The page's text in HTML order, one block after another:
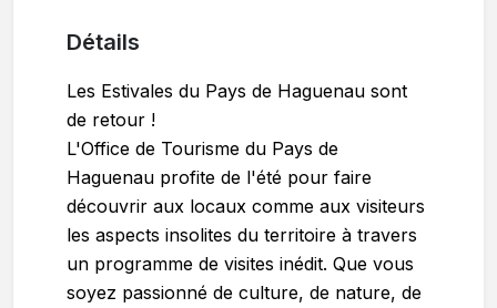
Détails
Les Estivales du Pays de Haguenau sont
de retour !
L'Office de Tourisme du Pays de
Haguenau profite de l'été pour faire
découvrir aux locaux comme aux visiteurs
les aspects insolites du territoire à travers
un programme de visites inédit. Que vous
soyez passionné de culture, de nature, de